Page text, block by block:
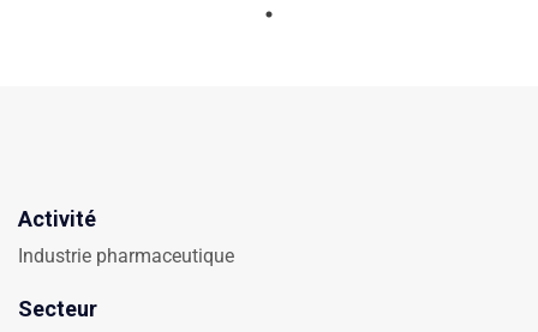
Activité
Industrie pharmaceutique
Secteur